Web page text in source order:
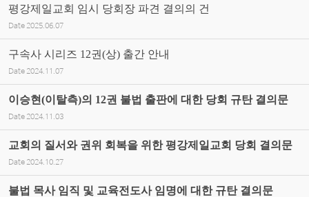
평강제일교회 임시 당회장 파견 결의의 건
Date 2025.06.07
구속사 시리즈 12권(상) 출간 안내
Date 2024.11.07
이승현(이탈측)의 12권 불법 출판에 대한 당회 규탄 결의문
Date 2024.11.03
교회의 질서와 권위 회복을 위한 평강제일교회 당회 결의문
Date 2024.10.27
불법 목사 임직 및 교육전도사 임명에 대한 규탄 결의문